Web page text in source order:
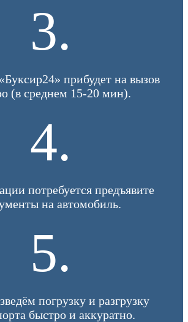
3.
прибудет на вызов
(в среднем 15-20 мин).
4.
потребуется предъявите
на автомобиль.
5.
погрузку и разгрузку
быстро и аккуратно.